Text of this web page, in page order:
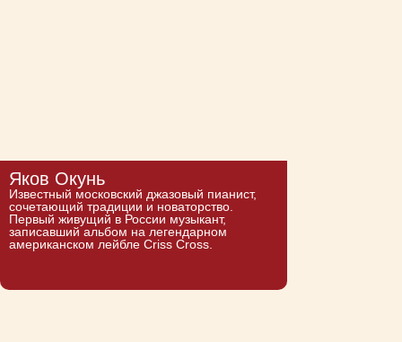
Яков Окунь
Известный московский джазовый пианист,
сочетающий традиции и новаторство.
Первый живущий в России музыкант,
записавший альбом на легендарном
американском лейбле Criss Cross.